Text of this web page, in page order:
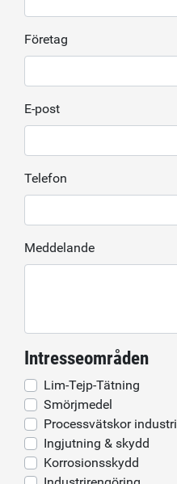
Företag
E-post
Telefon
Meddelande
Intresseområden
Lim-Tejp-Tätning
Smörjmedel
Processvätskor industri
Ingjutning & skydd
Korrosionsskydd